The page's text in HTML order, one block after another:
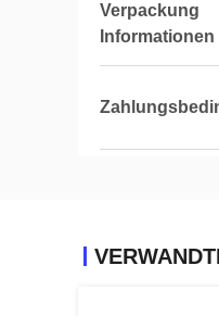
Verpackung
Informationen